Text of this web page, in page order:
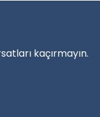
kaçırmayın.